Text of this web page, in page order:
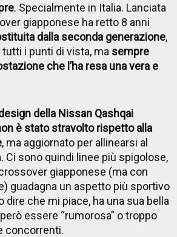
. Specialmente in Italia. Lanciata
giapponese ha retto 8 anni
dalla seconda generazione,
i punti di vista, ma sempre
che l’ha resa una vera e
della Nissan Qashqai
è stato stravolto rispetto alla
, ma aggiornato per allinearsi al
Ci sono quindi linee più spigolose,
giapponese (ma con
guadagna un aspetto più sportivo
dire che mi piace, ha una sua bella
essere “rumorosa” o troppo
concorrenti.